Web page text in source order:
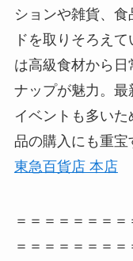
ションや雑貨、
ドを取りそろえ
は高級食材から
ナップが魅力。
イベントも多い
品の購入にも重宝
東急百貨店 本店
＝＝＝＝＝＝＝
＝＝＝＝＝＝＝